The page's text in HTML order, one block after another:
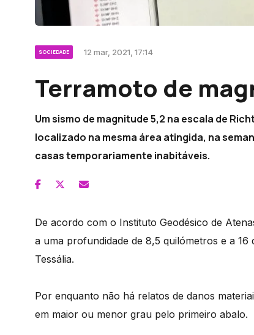
SOCIEDADE 12 mar, 2021, 17:14
Terramoto de
Um sismo de magnitude 5,2 na escala de
localizado na mesma área atingida, na
casas temporariamente inabitáveis.
De acordo com o Instituto Geodésico de
a uma profundidade de 8,5 quilómetros e a
Tessália.
Por enquanto não há relatos de danos
em maior ou menor grau pelo primeiro abalo.